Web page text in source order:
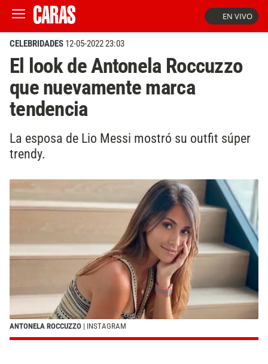
EN VIVO
CELEBRIDADES 12-05-2022 23:03
El look de Antonela Roccuzzo
que nuevamente marca
tendencia
La esposa de Lio Messi mostró su outfit súper
trendy.
ANTONELA ROCCUZZO | INSTAGRAM